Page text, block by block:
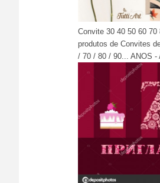
Convite 30 40 50 60
produtos de Convites
/ 70 / 80 / 90... ANOS -